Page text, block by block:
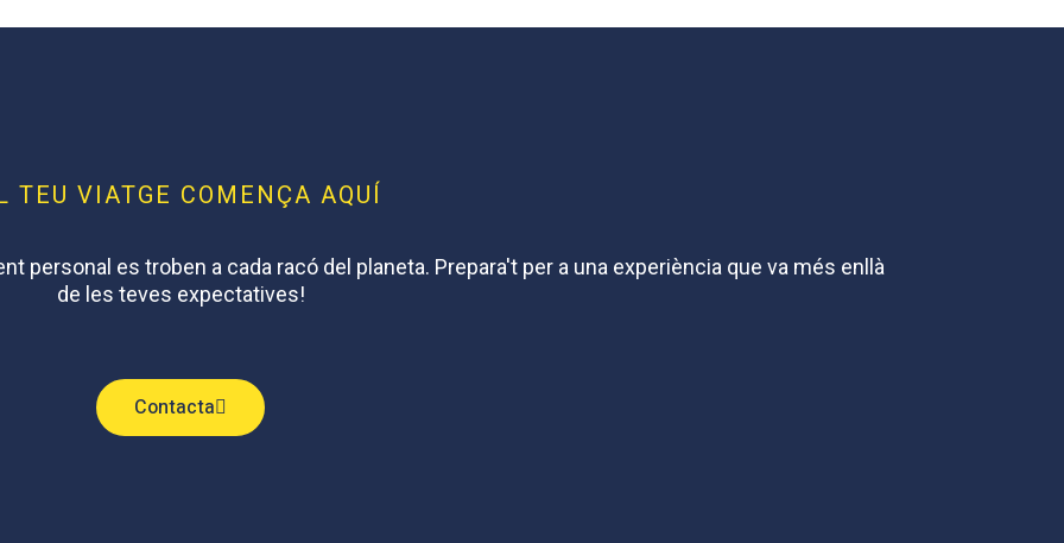
TEU VIATGE COMENÇA AQUÍ
personal es troben a cada racó del planeta. Prepara't per a una experiència que va més enllà
de les teves expectatives!
Contacta